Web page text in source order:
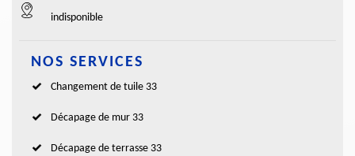
indisponible
NOS SERVICES
Changement de tuile 33
Décapage de mur 33
Décapage de terrasse 33